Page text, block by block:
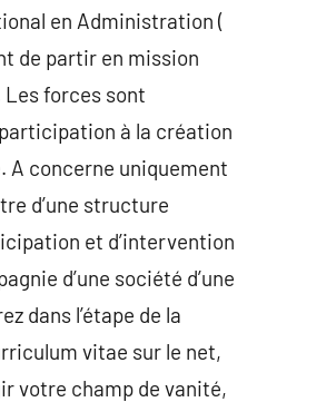
en Administration (
de partir en mission
Les forces sont
à la création
A concerne uniquement
d’une structure
et d’intervention
d’une société d’une
dans l’étape de la
vitae sur le net,
votre champ de vanité,